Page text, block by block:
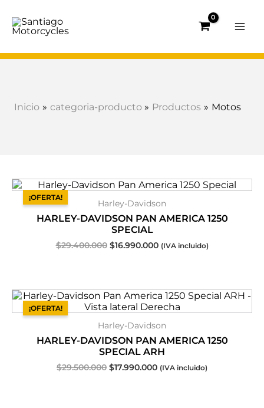
contenido
Inicio categoria-producto Productos Motos
¡OFERTA!
Harley-Davidson
HARLEY-DAVIDSON PAN AMERICA 1250
SPECIAL
$29.400.000
El
precio
original
era:
$29.400.000.
$16.990.000
El
precio
actual
es:
$16.990.000.
(IVA incluido)
¡OFERTA!
Harley-Davidson
HARLEY-DAVIDSON PAN AMERICA 1250
SPECIAL ARH
$29.500.000
El
precio
original
era:
$29.500.000.
$17.990.000
El
precio
actual
es:
$17.990.000.
(IVA incluido)